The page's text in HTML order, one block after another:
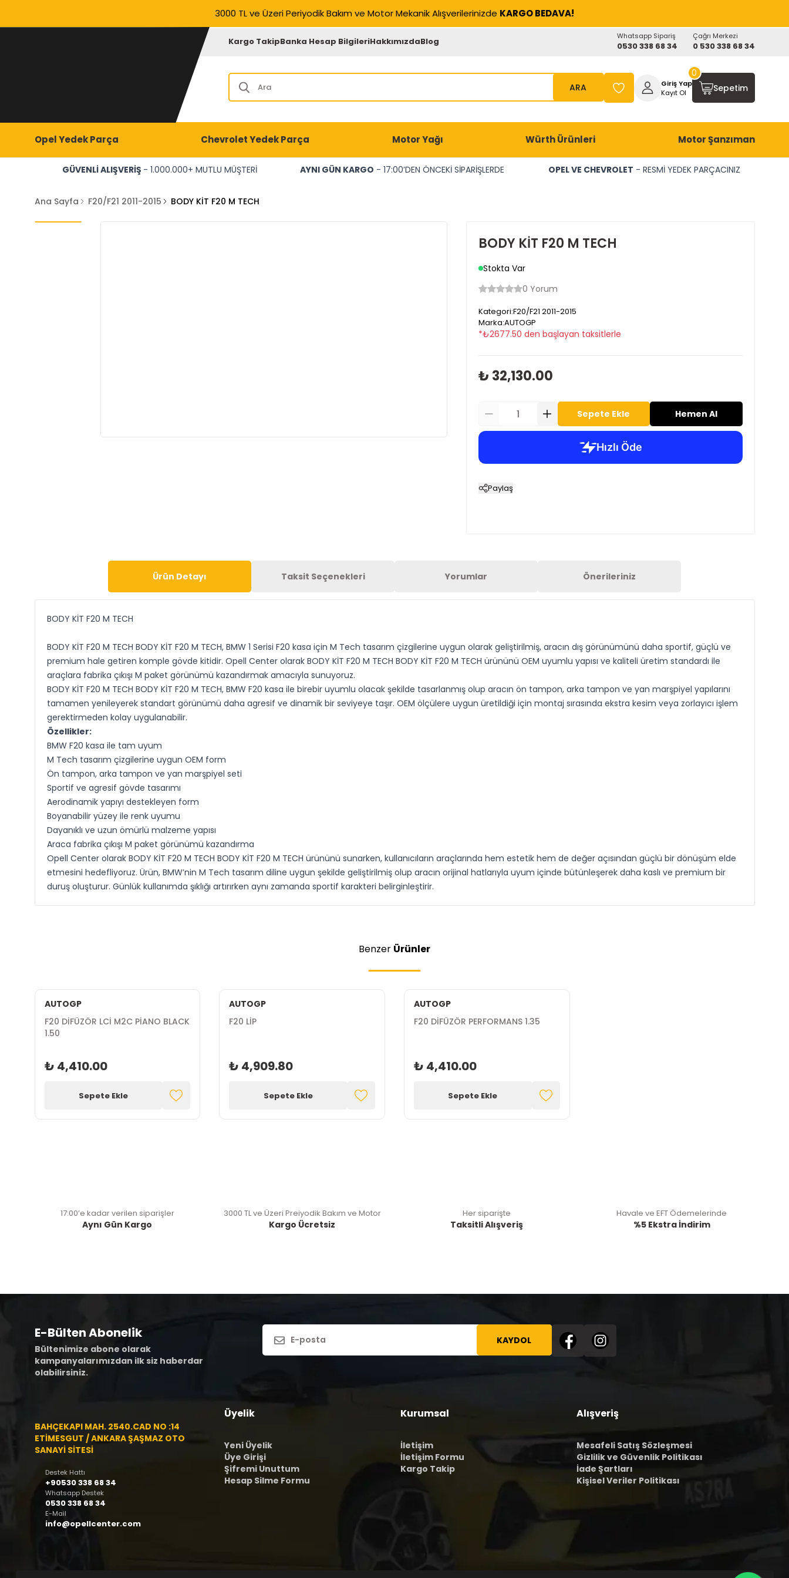
3000 TL ve Üzeri Periyodik Bakım ve Motor Mekanik Alışverilerinizde KARGO BEDAVA!
Kargo TakipBanka Hesap BilgileriHakkımızdaBlog Whatsapp Sipariş
0530 338 68 34
Çağrı Merkezi
0 530 338 68 34
ARA
Giriş Yap
Kayıt Ol
Sepetim
0
Opel Yedek Parça Chevrolet Yedek Parça Motor Yağı Würth Ürünleri Motor Şanzıman
GÜVENLİ ALIŞVERİŞ - 1.000.000+ MUTLU MÜŞTERİ AYNI GÜN KARGO - 17:00’DEN ÖNCEKİ SİPARİŞLERDE OPEL VE CHEVROLET - RESMİ YEDEK PARÇACINIZ
Ana Sayfa F20/F21 2011-2015 BODY KİT F20 M TECH
BODY KİT F20 M TECH
Stokta Var
0 Yorum
Kategori:F20/F21 2011-2015
Marka:AUTOGP
*₺2677.50 den başlayan taksitlerle
₺ 32,130.00
Sepete Ekle Hemen Al
Paylaş
Ürün Detayı Taksit Seçenekleri Yorumlar Önerileriniz
BODY KİT F20 M TECH
BODY KİT F20 M TECH BODY KİT F20 M TECH, BMW 1 Serisi F20 kasa için M Tech tasarım çizgilerine uygun olarak geliştirilmiş, aracın dış görünümünü daha sportif, güçlü ve
premium hale getiren komple gövde kitidir. Opell Center olarak BODY KİT F20 M TECH BODY KİT F20 M TECH ürününü OEM uyumlu yapısı ve kaliteli üretim standardı ile
araçlara fabrika çıkışı M paket görünümü kazandırmak amacıyla sunuyoruz.
BODY KİT F20 M TECH BODY KİT F20 M TECH, BMW F20 kasa ile birebir uyumlu olacak şekilde tasarlanmış olup aracın ön tampon, arka tampon ve yan marşpiyel yapılarını
tamamen yenileyerek standart görünümü daha agresif ve dinamik bir seviyeye taşır. OEM ölçülere uygun üretildiği için montaj sırasında ekstra kesim veya zorlayıcı işlem
gerektirmeden kolay uygulanabilir.
Özellikler:
BMW F20 kasa ile tam uyum
M Tech tasarım çizgilerine uygun OEM form
Ön tampon, arka tampon ve yan marşpiyel seti
Sportif ve agresif gövde tasarımı
Aerodinamik yapıyı destekleyen form
Boyanabilir yüzey ile renk uyumu
Dayanıklı ve uzun ömürlü malzeme yapısı
Araca fabrika çıkışı M paket görünümü kazandırma
Opell Center olarak BODY KİT F20 M TECH BODY KİT F20 M TECH ürününü sunarken, kullanıcıların araçlarında hem estetik hem de değer açısından güçlü bir dönüşüm elde
etmesini hedefliyoruz. Ürün, BMW’nin M Tech tasarım diline uygun şekilde geliştirilmiş olup aracın orijinal hatlarıyla uyum içinde bütünleşerek daha kaslı ve premium bir
duruş oluşturur. Günlük kullanımda şıklığı artırırken aynı zamanda sportif karakteri belirginleştirir.
Benzer Ürünler
AUTOGP
F20 DİFÜZÖR LCİ M2C PİANO BLACK
1.50
₺ 4,410.00
Sepete Ekle
AUTOGP
F20 LİP
₺ 4,909.80
Sepete Ekle
AUTOGP
F20 DİFÜZÖR PERFORMANS 1.35
₺ 4,410.00
Sepete Ekle
17:00’e kadar verilen siparişler
Aynı Gün Kargo
3000 TL ve Üzeri Preiyodik Bakım ve Motor
Kargo Ücretsiz
Her siparişte
Taksitli Alışveriş
Havale ve EFT Ödemelerinde
%5 Ekstra İndirim
E-Bülten Abonelik
Bültenimize abone olarak
kampanyalarımızdan ilk siz haberdar
olabilirsiniz.
KAYDOL
BAHÇEKAPI MAH. 2540.CAD NO :14
ETİMESGUT / ANKARA ŞAŞMAZ OTO
SANAYİ SİTESİ
Destek Hattı
+90530 338 68 34
Whatsapp Destek
0530 338 68 34
E-Mail
info@opellcenter.com
Üyelik
Yeni Üyelik
Üye Girişi
Şifremi Unuttum
Hesap Silme Formu
Kurumsal
İletişim
İletişim Formu
Kargo Takip
Alışveriş
Mesafeli Satış Sözleşmesi
Gizlilik ve Güvenlik Politikası
İade Şartları
Kişisel Veriler Politikası